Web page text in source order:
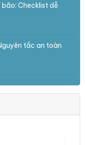
Checklist dễ
tắc an toàn